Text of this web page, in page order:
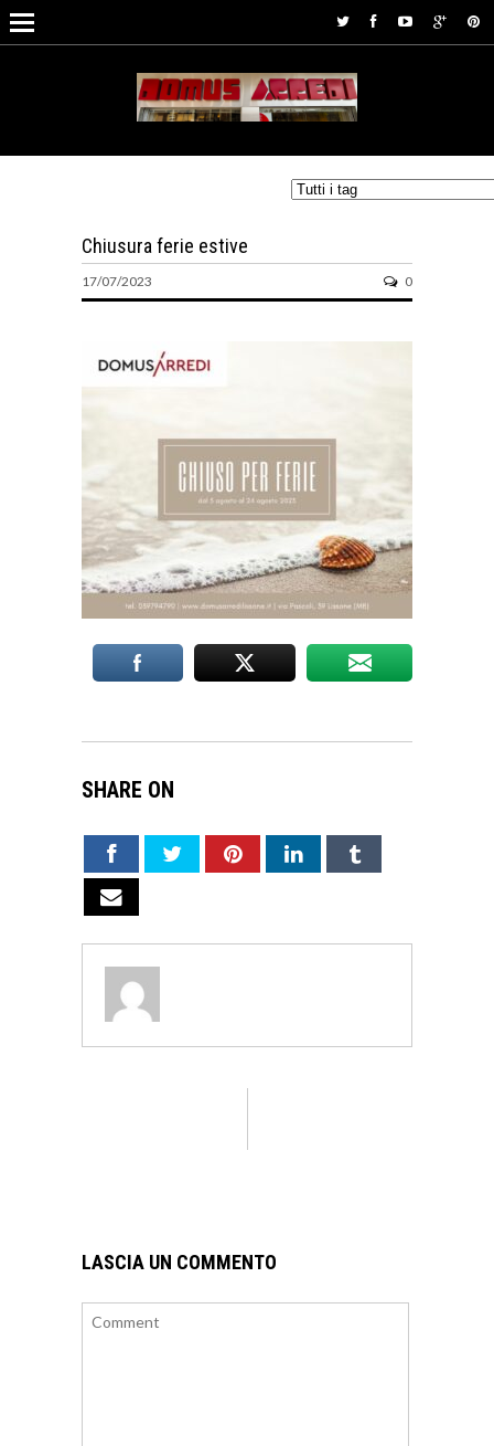
Chiusura ferie estive
17/07/2023 0
SHARE ON
LASCIA UN COMMENTO